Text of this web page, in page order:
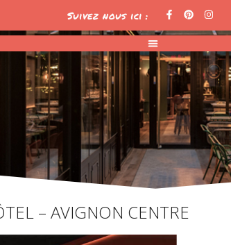
Suivez nous ici :
– AVIGNON CENTRE